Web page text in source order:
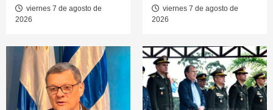
viernes 7 de agosto de
2026
viernes 7 de agosto de
2026